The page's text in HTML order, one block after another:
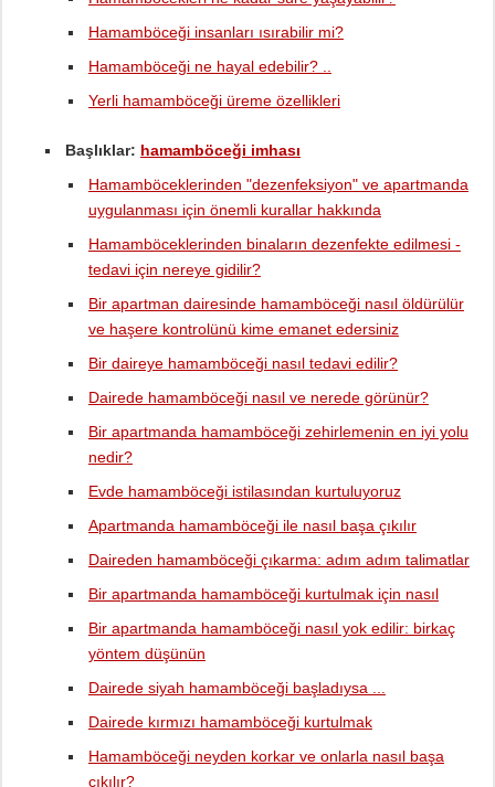
Hamamböceği insanları ısırabilir mi?
Hamamböceği ne hayal edebilir? ..
Yerli hamamböceği üreme özellikleri
Başlıklar: hamamböceği imhası
Hamamböceklerinden "dezenfeksiyon" ve apartmanda
uygulanması için önemli kurallar hakkında
Hamamböceklerinden binaların dezenfekte edilmesi -
tedavi için nereye gidilir?
Bir apartman dairesinde hamamböceği nasıl öldürülür
ve haşere kontrolünü kime emanet edersiniz
Bir daireye hamamböceği nasıl tedavi edilir?
Dairede hamamböceği nasıl ve nerede görünür?
Bir apartmanda hamamböceği zehirlemenin en iyi yolu
nedir?
Evde hamamböceği istilasından kurtuluyoruz
Apartmanda hamamböceği ile nasıl başa çıkılır
Daireden hamamböceği çıkarma: adım adım talimatlar
Bir apartmanda hamamböceği kurtulmak için nasıl
Bir apartmanda hamamböceği nasıl yok edilir: birkaç
yöntem düşünün
Dairede siyah hamamböceği başladıysa ...
Dairede kırmızı hamamböceği kurtulmak
Hamamböceği neyden korkar ve onlarla nasıl başa
çıkılır?